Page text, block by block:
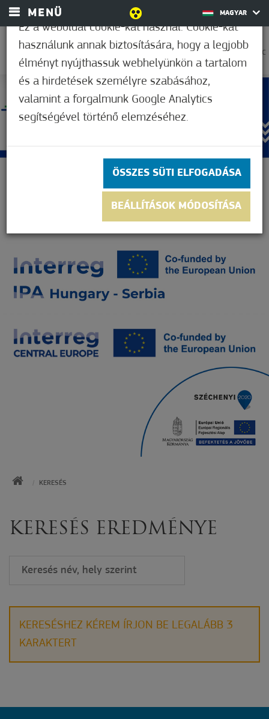
MENÜ MAGYAR
35,0°C
KEZDŐOLDAL
KERESÉS
KERESÉS EREDMÉNYE
KERESÉSHEZ KÉREM ÍRJON BE LEGALÁBB 3
KARAKTERT
Ez a weboldal cookie-kat használ. Cookie-kat
használunk annak biztosítására, hogy a legjobb
élményt nyújthassuk webhelyünkön a tartalom
és a hirdetések személyre szabásához,
valamint a forgalmunk Google Analytics
segítségével történő elemzéséhez.
ÖSSZES SÜTI ELFOGADÁSA
BEÁLLÍTÁSOK MÓDOSÍTÁSA